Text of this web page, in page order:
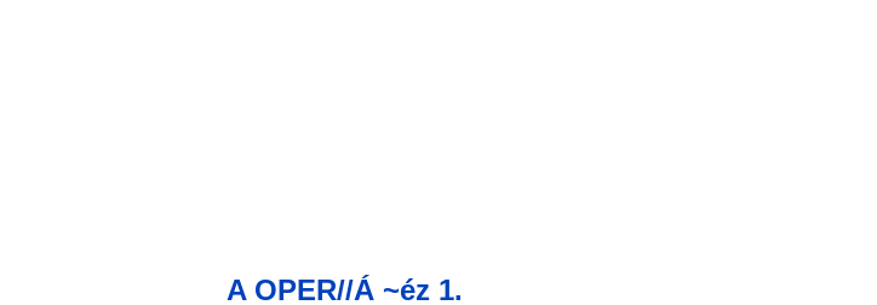
A OPER//Á ~éz 1.